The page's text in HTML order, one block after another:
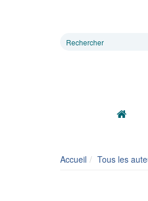
Rechercher
Accueil Tous les